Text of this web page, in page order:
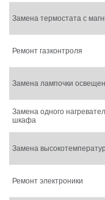
Замена термостата с
Ремонт газконтроля
Замена лампочки
Замена одного
шкафа
Замена
Ремонт электроники